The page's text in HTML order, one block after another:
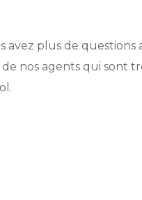
avez plus de questions
nos agents qui sont